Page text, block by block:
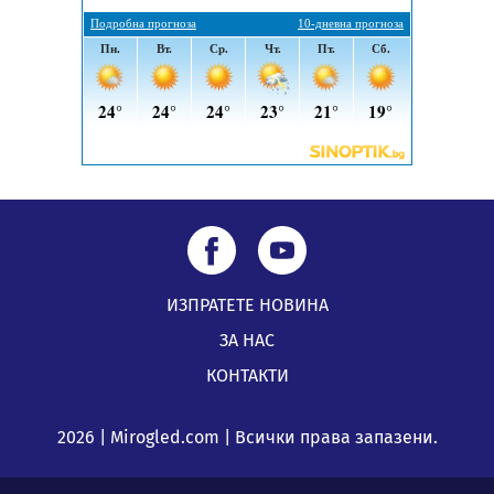
ИЗПРАТЕТЕ НОВИНА
ЗА НАС
КОНТАКТИ
2026 | Mirogled.com | Всички права запазени.